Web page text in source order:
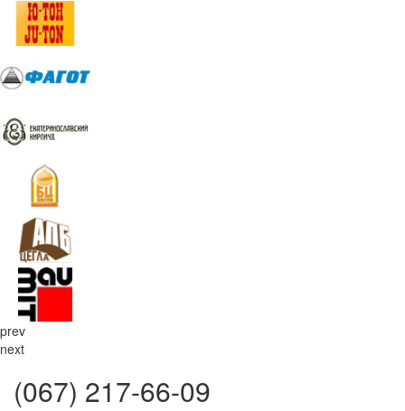
prev
next
(067) 217-66-09